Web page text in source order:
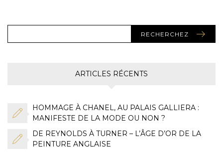
RECHERCHEZ
ARTICLES RÉCENTS
HOMMAGE À CHANEL, AU PALAIS GALLIERA :
MANIFESTE DE LA MODE OU NON ?
DE REYNOLDS À TURNER – L’ÂGE D’OR DE LA
PEINTURE ANGLAISE